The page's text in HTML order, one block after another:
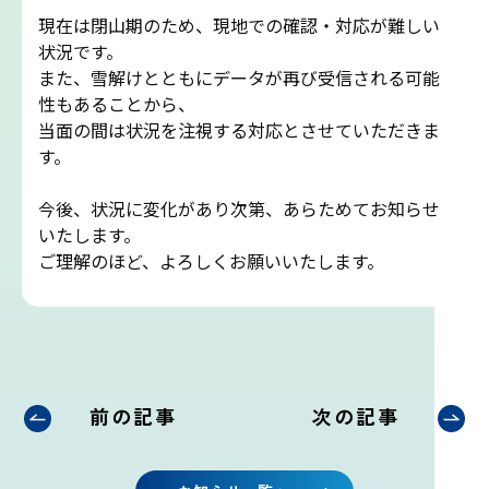
吉田ルート
富士山まめ知識
観天望気(かんてんぼうき)
雷の危険性
富士山の気象の特徴
富士登山ルールとマナー
イマフジプロジェクト
現在は閉山期のため、現地での確認・対応が難しい
状況です。
また、雪解けとともにデータが再び受信される可能
性もあることから、
当面の間は状況を注視する対応とさせていただきま
す。
今後、状況に変化があり次第、あらためてお知らせ
いたします。
ご理解のほど、よろしくお願いいたします。
前の記事 次の記事